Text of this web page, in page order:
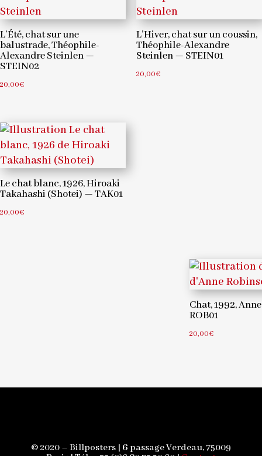
L’Été, chat sur une
balustrade, Théophile-
Alexandre Steinlen —
STEIN02
20,00€
L’Hiver, chat sur un coussin,
Théophile-Alexandre
Steinlen — STEIN01
20,00€
Le chat blanc, 1926, Hiroaki
Takahashi (Shotei) — TAK01
20,00€
Chat, 1992,
ROB01
20,00€
© 2020 – Billposters | 6 passage Verdeau, 75009